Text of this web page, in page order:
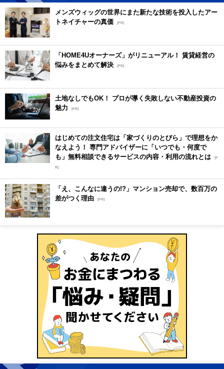
メンズウィッグの世界にまた新たな技術を投入したアー
トネイチャーの真価 [PR]
「HOME4Uオーナーズ」がリニューアル！ 賃貸経営の
悩みをまとめて解決 [PR]
土地なしでもOK！ プロが導く失敗しない不動産投資の
魅力
[PR]
はじめての注文住宅は「家づくりのとびら」で理想をか
なえよう！ 専門アドバイザーに「いつでも・何度で
も」無料相談できるサービスの内容・利用の流れとは [P
R]
「え、こんなに違うの!?」マンション売却で、数百万の
差がつく理由 [PR]